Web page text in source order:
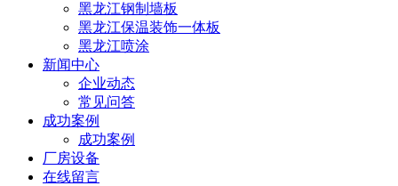
黑龙江钢制墙板
黑龙江保温装饰一体板
黑龙江喷涂
新闻中心
企业动态
常见问答
成功案例
成功案例
厂房设备
在线留言